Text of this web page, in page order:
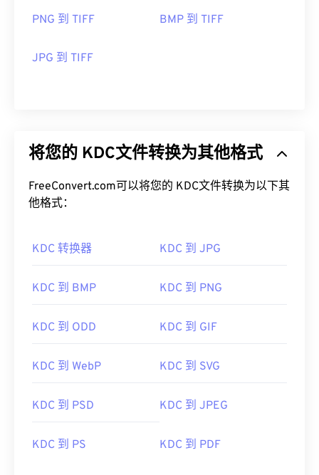
PNG 到 TIFF BMP 到 TIFF
JPG 到 TIFF
将您的 KDC文件转换为其他格式
FreeConvert.com可以将您的 KDC文件转换为以下其
他格式：
KDC 转换器 KDC 到 JPG
KDC 到 BMP KDC 到 PNG
KDC 到 ODD KDC 到 GIF
KDC 到 WebP KDC 到 SVG
KDC 到 PSD KDC 到 JPEG
KDC 到 PS KDC 到 PDF